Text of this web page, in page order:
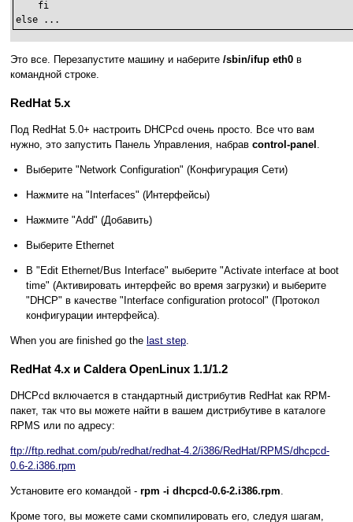
    fi
else ...
Это все. Перезапустите машину и наберите /sbin/ifup eth0 в
командной строке.
RedHat 5.x
Под RedHat 5.0+ настроить DHCPcd очень просто. Все что вам
нужно, это запустить Панель Управления, набрав control-panel
Выберите "Network Configuration" (Конфигурация Сети)
Нажмите на "Interfaces" (Интерфейсы)
Нажмите "Add" (Добавить)
Выберите Ethernet
В "Edit Ethernet/Bus Interface" выберите "Activate interface at boot
time" (Активировать интерфейс во время загрузки) и выберите
"DHCP" в качестве "Interface configuration protocol" (Протокол
конфигурации интерфейса).
When you are finished go the last step
RedHat 4.x и Caldera OpenLinux 1.1/1.2
DHCPcd включается в стандартный дистрибутив RedHat как RPM-
пакет, так что вы можете найти в вашем дистрибутиве в каталоге
RPMS или по адресу:
ftp://ftp.redhat.com/pub/redhat/redhat-4.2/i386/RedHat/RPMS/dhcpcd-
0.6-2.i386.rpm
Установите его командой - rpm -i dhcpcd-0.6-2.i386.rpm
Кроме того, вы можете сами скомпилировать его, следуя шагам,